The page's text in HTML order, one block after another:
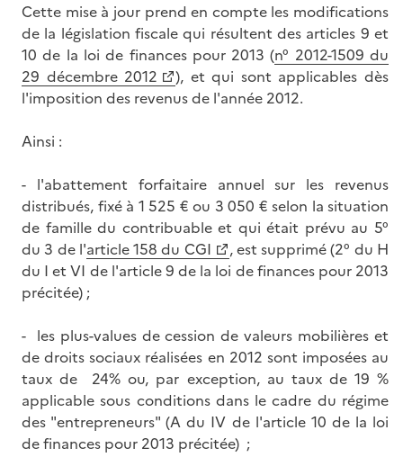
Cette mise à jour prend en compte les modifications
de la législation fiscale qui résultent des articles 9 et
10 de la loi de finances pour 2013 (n° 2012-1509 du
29 décembre 2012
), et qui sont applicables dès
l'imposition des revenus de l'année 2012.
Ainsi :
- l'abattement forfaitaire annuel sur les revenus
distribués, fixé à 1 525 € ou 3 050 € selon la situation
de famille du contribuable et qui était prévu au 5°
du 3 de l'article 158 du CGI
, est supprimé (2° du H
du I et VI de l'article 9 de la loi de finances pour 2013
précitée) ;
- les plus-values de cession de valeurs mobilières et
de droits sociaux réalisées en 2012 sont imposées au
taux de 24% ou, par exception, au taux de 19 %
applicable sous conditions dans le cadre du régime
des "entrepreneurs" (A du IV de l'article 10 de la loi
de finances pour 2013 précitée) ;